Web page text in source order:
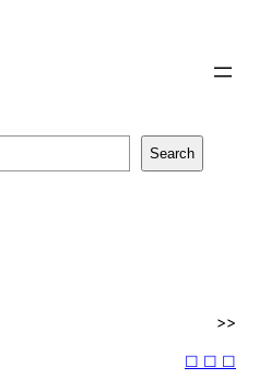
Search
>>
☐ ☐ ☐